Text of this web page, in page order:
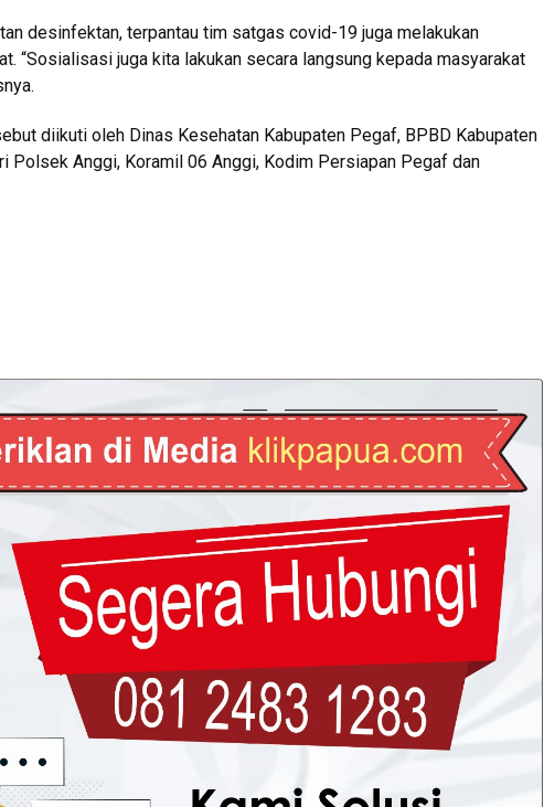
desinfektan, terpantau tim satgas covid-19 juga melakukan
“Sosialisasi juga kita lakukan secara langsung kepada masyarakat
diikuti oleh Dinas Kesehatan Kabupaten Pegaf, BPBD Kabupaten
Polsek Anggi, Koramil 06 Anggi, Kodim Persiapan Pegaf dan